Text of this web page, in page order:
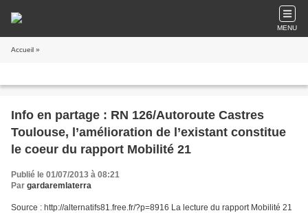
MENU
Accueil »
Info en partage : RN 126/Autoroute Castres
Toulouse, l’amélioration de l’existant constitue
le coeur du rapport Mobilité 21
Publié le 01/07/2013 à 08:21
Par gardaremlaterra
Source : http://alternatifs81.free.fr/?p=8916 La lecture du rapport Mobilité 21